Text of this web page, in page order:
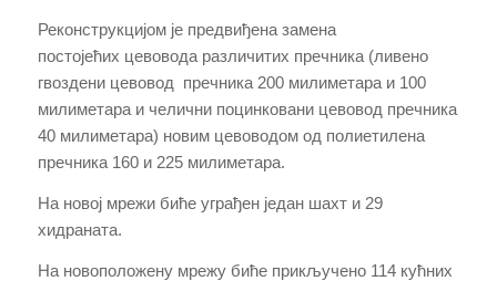
Реконструкцијом је предвиђена замена
постојећих цевовода различитих пречника (ливено
гвоздени цевовод пречника 200 милиметара и 100
милиметара и челични поцинковани цевовод пречника
40 милиметара) новим цевоводом од полиетилена
пречника 160 и 225милиметара.
На новој мрежи биће уграђен један шахт и 29
хидраната.
На новоположену мрежу биће прикључено 114кућних